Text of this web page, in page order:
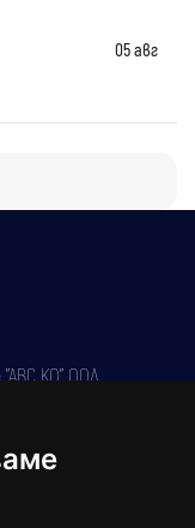
05 авг
КО" ООД,